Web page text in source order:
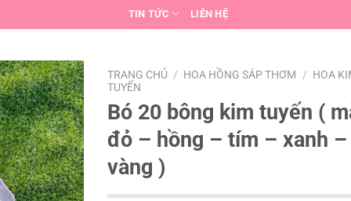
TIN TỨC LIÊN HỆ
TRANG CHỦ / HOA HỒNG SÁP THƠM / HOA
TUYẾN
Bó 20 bông kim tuyến (
đỏ – hồng – tím – xanh –
vàng )